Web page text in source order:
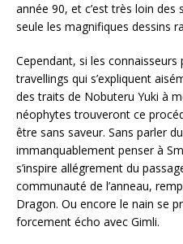
année 90, et c’est très loin
seule les magnifiques dessins
Cependant, si les
travellings qui s’expliquent
des traits de Nobuteru Yuki à
néophytes trouveront ce
être sans saveur. Sans parler
immanquablement penser à
s’inspire allégrement du
communauté de l’anneau,
Dragon. Ou encore le nain se
forcement écho avec Gimli.